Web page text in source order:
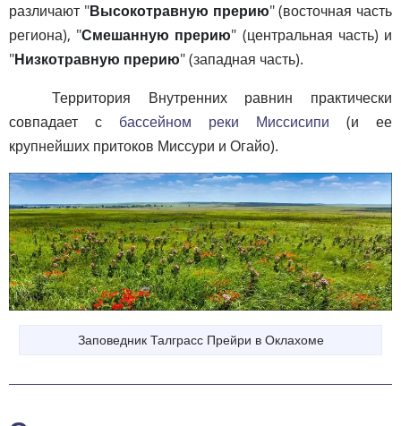
различают "Высокотравную прерию" (восточная часть
региона), "Смешанную прерию" (центральная часть) и
"Низкотравную прерию" (западная часть).
Территория Внутренних равнин практически
совпадает с бассейном реки Миссисипи (и ее
крупнейших притоков Миссури и Огайо).
Заповедник Талграсс Прейри в Оклахоме